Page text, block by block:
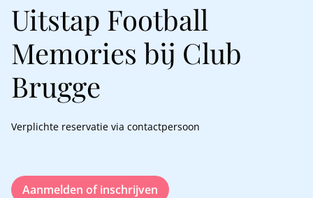
Uitstap Football
Memories bij Club
Brugge
Verplichte reservatie via contactpersoon
Aanmelden of inschrijven